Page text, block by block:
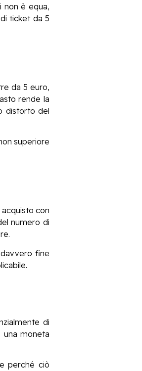
non è equa,
ticket da 5
da 5 euro,
rende la
distorto del
superiore
con
numero di
fine
di
moneta
perché ciò